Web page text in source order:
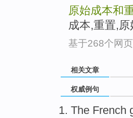
原始成本和
成本,重置,
基于268个网页
相关文章
权威例句
The French